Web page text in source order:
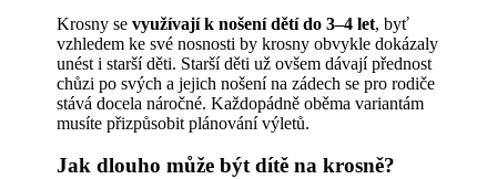
Krosny sevyužívají k nošení dětí do 3–4 let, byť
vzhledem ke své nosnosti by krosny obvykle dokázaly
unést i starší děti. Starší děti už ovšem dávají přednost
chůzi po svých a jejich nošení na zádech se pro rodiče
stává docela náročné. Každopádně oběma variantám
musíte přizpůsobit plánování výletů.
Jak dlouho může být dítě na krosně?